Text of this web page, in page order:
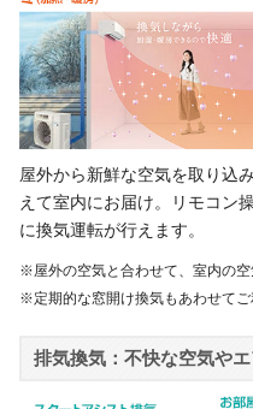
屋外から新鮮な空気を取り込
えて室内にお届け。リモコン
に換気運転が行えます。
※屋外の空気と合わせて、室内の空
※定期的な窓開け換気もあわせてご
排気換気：不快な空気や